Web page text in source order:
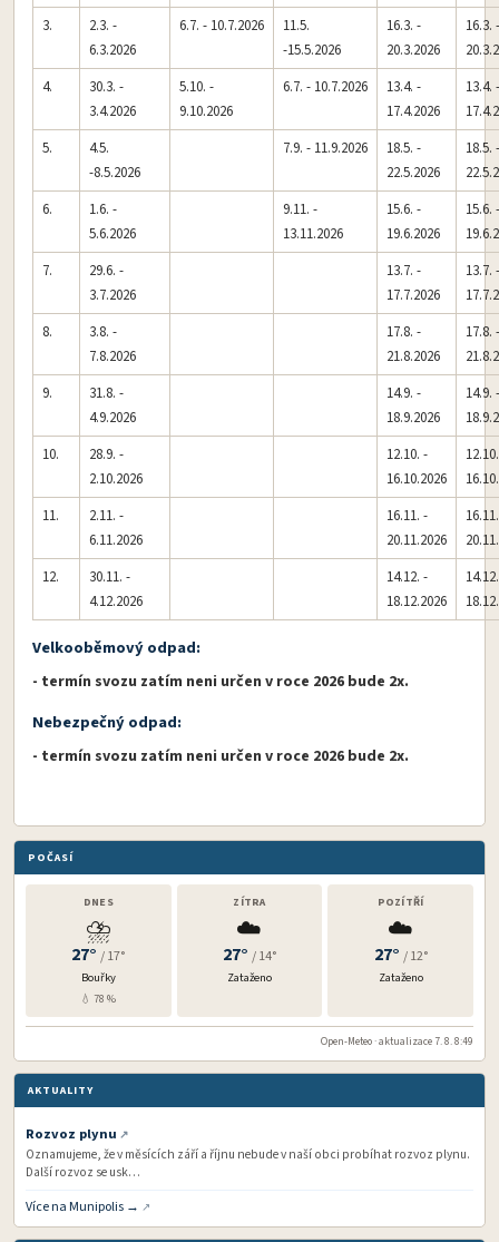
3.
2.3. -
6.3.2026
6.7. - 10.7.2026
11.5.
-15.5.2026
16.3. -
20.3.2026
16.3. -
4.
30.3. -
3.4.2026
5.10. -
9.10.2026
6.7. - 10.7.2026
13.4. -
17.4.2026
13.4. -
5.
4.5.
-8.5.2026
7.9. - 11.9.2026
18.5. -
22.5.2026
18.5. -
6.
1.6. -
5.6.2026
9.11. -
13.11.2026
15.6. -
19.6.2026
15.6. -
7.
29.6. -
3.7.2026
13.7. -
17.7.2026
13.7. -
8.
3.8. -
7.8.2026
17.8. -
21.8.2026
17.8. -
9.
31.8. -
4.9.2026
14.9. -
18.9.2026
14.9. -
10.
28.9. -
2.10.2026
12.10. -
16.10.2026
11.
2.11. -
6.11.2026
16.11. -
20.11.2026
12.
30.11. -
4.12.2026
14.12. -
18.12.2026
Velkooběmový odpad:
- termín svozu zatím neni určen v roce 2026 bude 2x.
Nebezpečný odpad:
- termín svozu zatím neni určen v roce 2026 bude 2x.
POČASÍ
DNES
⛈️
27°/ 17°
Bouřky
💧 78 %
ZÍTRA
☁️
27° / 14°
Zataženo
POZÍTŘÍ
☁️
27° / 12°
Zataženo
Open-Meteo · aktualizace 7. 8. 8:49
AKTUALITY
Rozvoz plynu
Oznamujeme, že v měsících září a říjnu nebude v naší obci probíhat rozvoz plynu.
Další rozvoz se usk…
Více na Munipolis →